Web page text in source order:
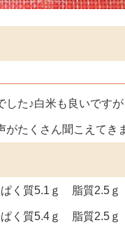
た♪白米も良いです
たくさん聞こえてき
く質5.1ｇ 脂質2.5ｇ
く質5.4ｇ 脂質2.5ｇ